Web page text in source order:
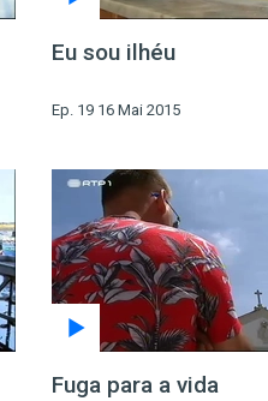
Eu sou ilhéu
Ep. 19 16 Mai 2015
Fuga para a vida